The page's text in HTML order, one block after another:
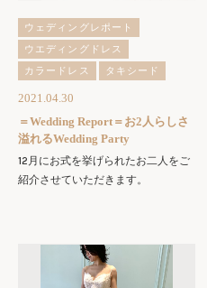
ウェディングレポート
ウエディングドレス
カラードレス
タキシード
2021.04.30
＝Wedding Report＝お2人らしさ
溢れるWedding Party
12月にお式を挙げられたお二人をご
紹介させていただきます。